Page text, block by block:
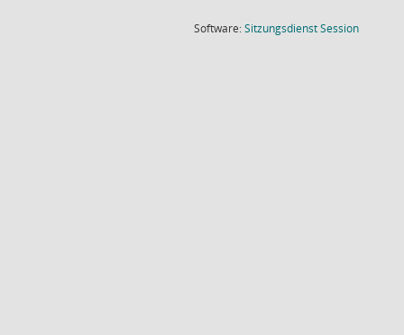
Software:SitzungsdienstSession(Wird in